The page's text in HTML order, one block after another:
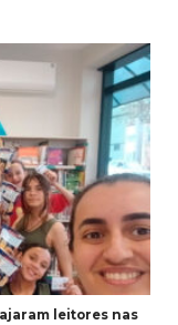
leitores nas